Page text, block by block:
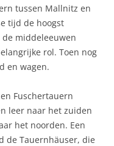
tussen Mallnitz en
tijd de hoogst
de middeleeuwen
rol. Toen nog
en wagen.
Fuschertauern
leer naar het zuiden
het noorden. Een
de Tauernhäuser, die